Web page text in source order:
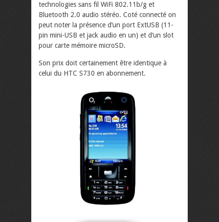
technologies sans fil WiFi 802.11b/g et
Bluetooth 2.0 audio stéréo. Coté connecté on
peut noter la présence d’un port ExtUSB (11-
pin mini-USB et jack audio en un) et d’un slot
pour carte mémoire microSD.
Son prix doit certainement être identique à
celui du HTC S730 en abonnement.